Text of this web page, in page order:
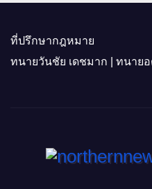
ที่ปรึกษากฎหมาย
ทนายวันชัย เดชมาก | ทนาย